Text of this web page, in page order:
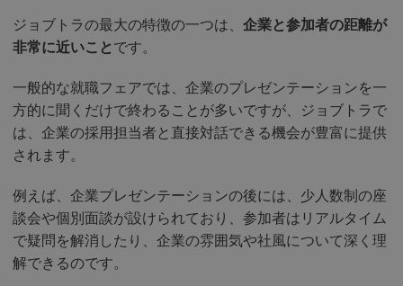
ジョブトラの最大の特徴の一つは、 企業と参加者の距離が
非常に近いこと です。
一般的な就職フェアでは、企業のプレゼンテーションを一
方的に聞くだけで終わることが多いですが、ジョブトラで
は、企業の採用担当者と直接対話できる機会が豊富に提供
されます。
例えば、企業プレゼンテーションの後には、少人数制の座
談会や個別面談が設けられており、参加者はリアルタイム
で疑問を解消したり、企業の雰囲気や社風について深く理
解できるのです。